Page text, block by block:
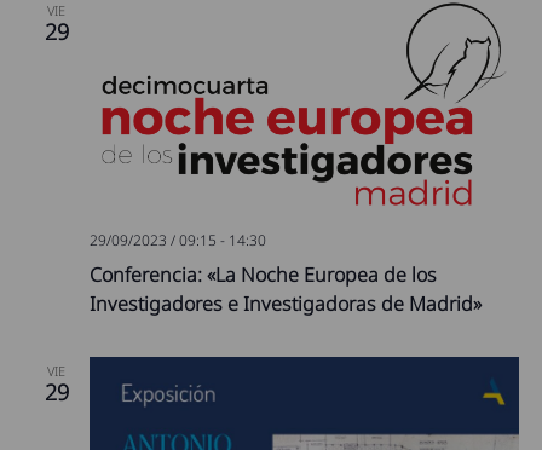
VIE
29
29/09/2023 / 09:15 - 14:30
Conferencia: «La Noche Europea de los
Investigadores e Investigadoras de Madrid»
VIE
29